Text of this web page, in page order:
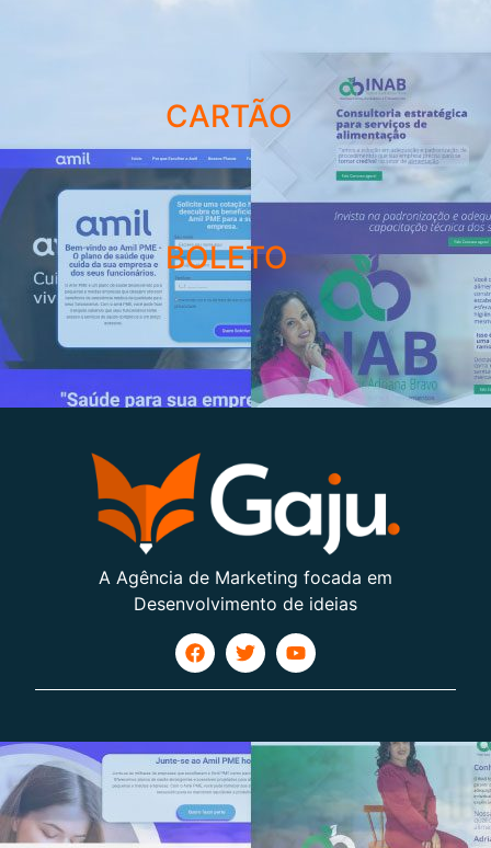
CARTÃO
BOLETO
A Agência de Marketing focada em
Desenvolvimento de ideias